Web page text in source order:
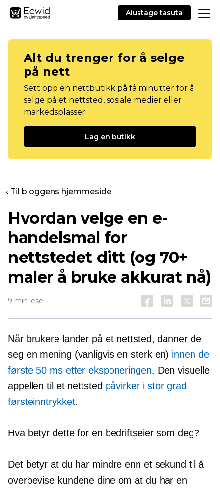
Alustage tasuta
Alt du trenger for å selge
på nett
Sett opp en nettbutikk på få minutter for å
selge på et nettsted, sosiale medier eller
markedsplasser.
Lag en butikk
‹ Til bloggens hjemmeside
Hvordan velge en e-
handelsmal for
nettstedet ditt (og 70+
maler å bruke akkurat nå)
9 min lese
Når brukere lander på et nettsted, danner de
seg en mening (vanligvis en sterk en) innen de
første 50 ms etter eksponeringen. Den visuelle
appellen til et nettsted påvirker i stor grad
førsteinntrykket.
Hva betyr dette for en bedriftseier som deg?
Det betyr at du har mindre enn et sekund til å
overbevise kundene dine om at du har en